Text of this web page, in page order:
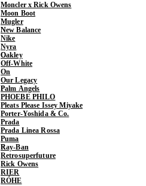
Moncler x Rick Owens
Moon Boot
Mugler
New Balance
Nike
Nyra
Oakley
Off-White
On
Our Legacy
Palm Angels
PHOEBE PHILO
Pleats Please Issey Miyake
Porter-Yoshida & Co.
Prada
Prada Linea Rossa
Puma
Ray-Ban
Retrosuperfuture
Rick Owens
RIER
RÓHE